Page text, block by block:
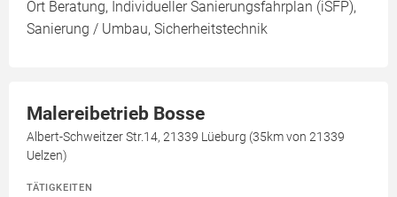
Ort Beratung, Individueller Sanierungsfahrplan (iSFP),
Sanierung / Umbau, Sicherheitstechnik
Malereibetrieb Bosse
Albert-Schweitzer Str.14, 21339 Lüeburg (35km von 21339
Uelzen)
TÄTIGKEITEN